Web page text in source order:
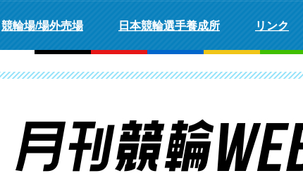
競輪場/場外売場 日本競輪選手養成所 リンク